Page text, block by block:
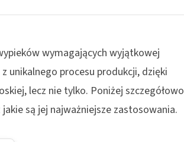
wymagających wyjątkowej
unikalnego procesu produkcji, dzięki
lecz nie tylko. Poniżej szczegółowo
są jej najważniejsze zastosowania.